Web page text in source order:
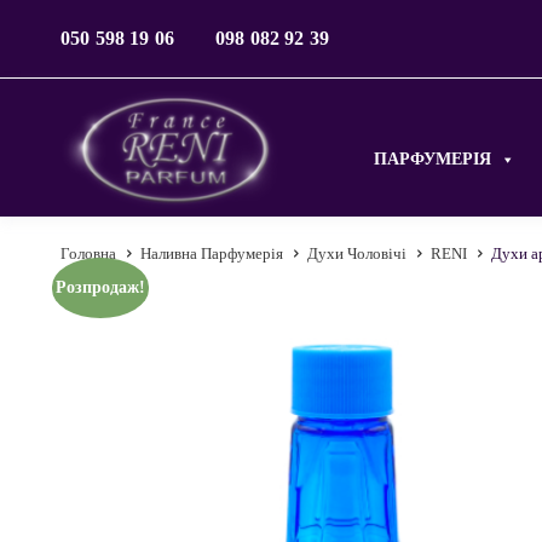
050 598 19 06 098 082 92 39
ПАРФУМЕРІЯ
Головна Наливна Парфумерія Духи Чоловічі RENI
Духи
Розпродаж!